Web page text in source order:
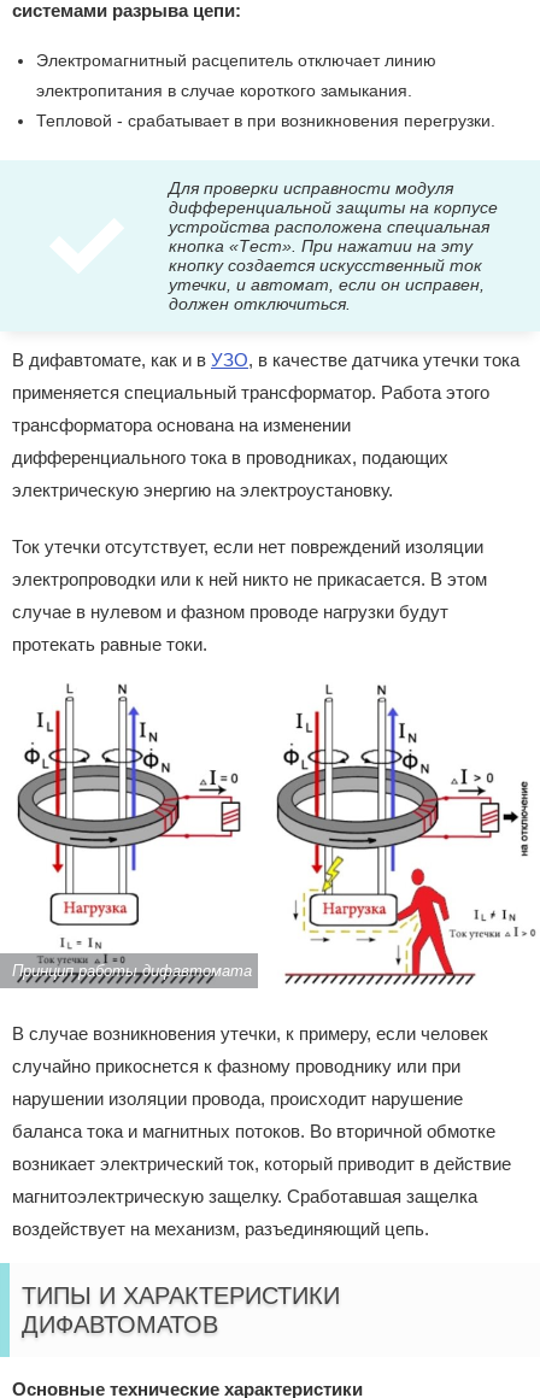
системами разрыва цепи:
Электромагнитный расцепитель отключает линию
электропитания в случае короткого замыкания.
Тепловой - срабатывает в при возникновения перегрузки.
Для проверки исправности модуля
дифференциальной защиты на корпусе
устройства расположена специальная
кнопка «Тест». При нажатии на эту
кнопку создается искусственный ток
утечки, и автомат, если он исправен,
должен отключиться.
В дифавтомате, как и в УЗО, в качестве датчика утечки тока
применяется специальный трансформатор. Работа этого
трансформатора основана на изменении
дифференциального тока в проводниках, подающих
электрическую энергию на электроустановку.
Ток утечки отсутствует, если нет повреждений изоляции
электропроводки или к ней никто не прикасается. В этом
случае в нулевом и фазном проводе нагрузки будут
протекать равные токи.
Принцип работы дифавтомата
В случае возникновения утечки, к примеру, если человек
случайно прикоснется к фазному проводнику или при
нарушении изоляции провода, происходит нарушение
баланса тока и магнитных потоков. Во вторичной обмотке
возникает электрический ток, который приводит в действие
магнитоэлектрическую защелку. Сработавшая защелка
воздействует на механизм, разъединяющий цепь.
ТИПЫ И ХАРАКТЕРИСТИКИ
ДИФАВТОМАТОВ
Основные технические характеристики